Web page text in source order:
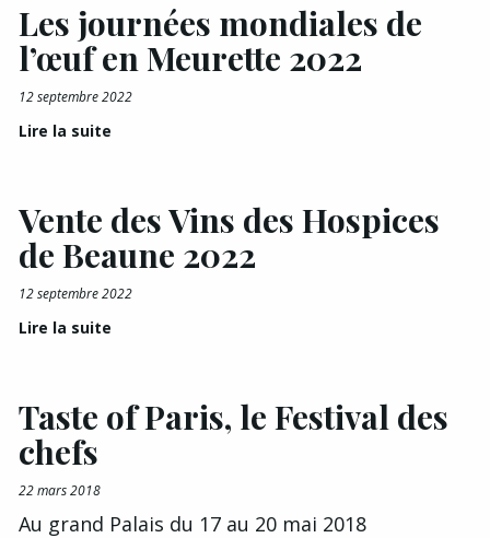
Les journées mondiales de
l’œuf en Meurette 2022
12 septembre 2022
Lire la suite
Vente des Vins des Hospices
de Beaune 2022
12 septembre 2022
Lire la suite
Taste of Paris, le Festival des
chefs
22 mars 2018
Au grand Palais du 17 au 20 mai 2018